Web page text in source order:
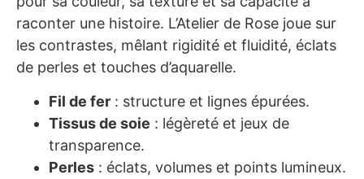
raconter une histoire. L’Atelier de Rose joue sur
les contrastes, mêlant rigidité et fluidité, éclats
de perles et touches d’aquarelle.
Fil de fer : structure et lignes épurées.
Tissus de soie : légèreté et jeux de
transparence.
Perles : éclats, volumes et points lumineux.